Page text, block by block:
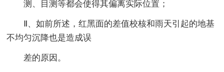
测、目测等都会使得其偏离实际位置；
Ⅱ、如前所述，红黑面的差值校核和雨天引起的地基
不均匀沉降也是造成误
差的原因。